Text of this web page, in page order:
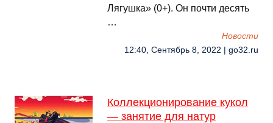
Лягушка» (0+). Он почти десять
…
Новости
12:40, Сентябрь 8, 2022 | go32.ru
Коллекционирование кукол
— занятие для натур